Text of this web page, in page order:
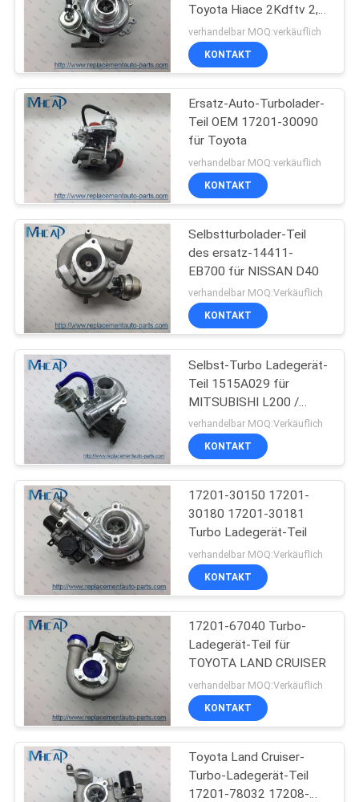
FORDERN
SIE
EIN
ZITAT
SITEMAP
PRIVACY
POLICY
Automobiluhr-
Frühling
Selbstzündspule
117
Autoteile Honda
269
Selbstkörperteile
Auto Luftfilter
82
Toyota Hiace 2Kdftv 2,5
L
verhandelbar MOQ:verkäuflich
KONTAKT
Ersatz-Auto-Turbolader-
Teil OEM 17201-30090
für Toyota
verhandelbar MOQ:verkäuflich
KONTAKT
Selbstturbolader-Teil
des ersatz-14411-
EB700 für NISSAN D40
verhandelbar MOQ:Verkäuflich
KONTAKT
Selbst-Turbo Ladegerät-
Teil 1515A029 für
MITSUBISHI L200 /
TRITON
verhandelbar MOQ:Verkäuflich
KONTAKT
17201-30150 17201-
30180 17201-30181
Turbo Ladegerät-Teil
verhandelbar MOQ:Verkäuflich
KONTAKT
17201-67040 Turbo-
Ladegerät-Teil für
TOYOTA LAND CRUISER
verhandelbar MOQ:Verkäuflich
KONTAKT
Toyota Land Cruiser-
Turbo-Ladegerät-Teil
17201-78032 17208-